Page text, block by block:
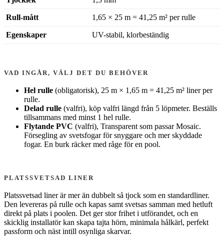
Rull-mått 1,65 × 25 m = 41,25 m² per rulle
Egenskaper UV-stabil, klorbeständig
VAD INGÅR, VÄLJ DET DU BEHÖVER
Hel rulle (obligatorisk), 25 m × 1,65 m = 41,25 m² liner per
rulle.
Delad rulle (valfri), köp valfri längd från 5 löpmeter. Beställs
tillsammans med minst 1 hel rulle.
Flytande PVC (valfri), Transparent som passar Mosaic.
Försegling av svetsfogar för snyggare och mer skyddade
fogar. En burk räcker med råge för en pool.
PLATSSVETSAD LINER
Platssvetsad liner är mer än dubbelt så tjock som en standardliner.
Den levereras på rulle och kapas samt svetsas samman med hetluft
direkt på plats i poolen. Det ger stor frihet i utförandet, och en
skicklig installatör kan skapa tajta hörn, minimala hålkärl, perfekt
passform och näst intill osynliga skarvar.